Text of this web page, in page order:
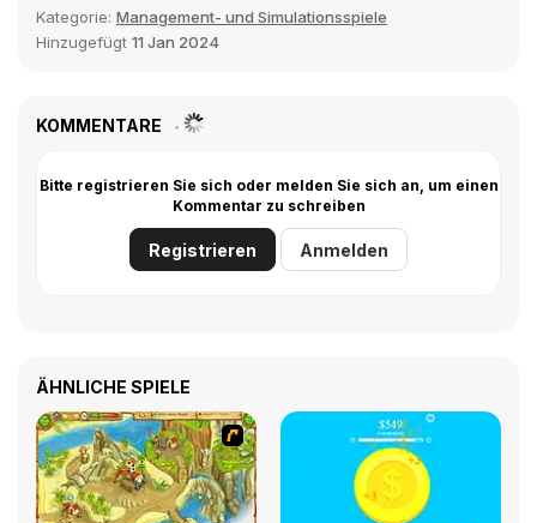
Kategorie: Management- und Simulationsspiele
Hinzugefügt 11 Jan 2024
KOMMENTARE
Bitte registrieren Sie sich oder melden Sie sich an, um einen
Kommentar zu schreiben
Registrieren Anmelden
ÄHNLICHE SPIELE